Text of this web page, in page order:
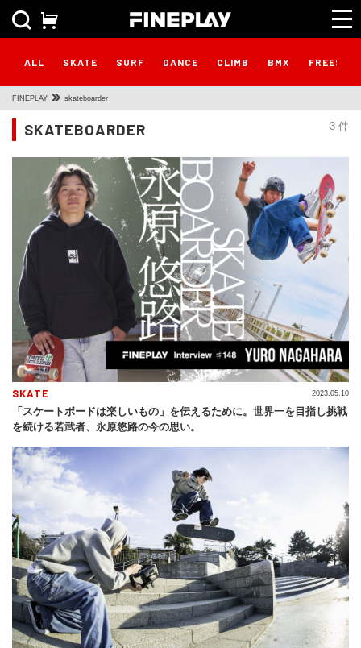
ALL SKATE SURF DANCE CLIMB BMX
FINEPLAY skateboarder
3 件
SKATEBOARDER
SKATE
「スケートボードは楽しいもの」を伝えるために。世界一を目指し挑戦
を続ける若武者、永原悠路の今の思い。
2023.05.10